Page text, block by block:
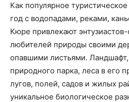
Как популярное
год с водопадами, реками,
Кюре привлекают
любителей природы своими
опавшими листьями.
природного парка, леса в его
лугов, полей, садов и жилых
уникальное биологическое